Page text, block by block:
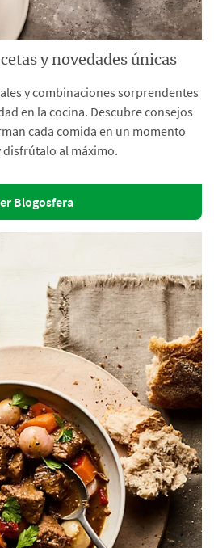
y novedades únicas
y combinaciones sorprendentes
en la cocina. Descubre consejos
cada comida en un momento
disfrútalo al máximo.
Blogosfera